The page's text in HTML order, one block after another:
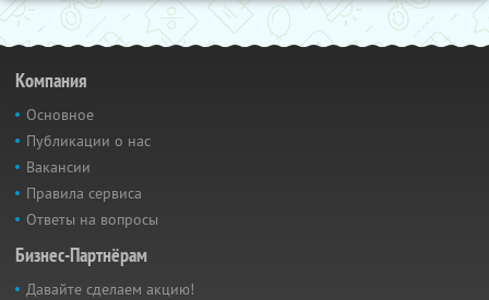
Компания
Основное
Публикации о нас
Вакансии
Правила сервиса
Ответы на вопросы
Бизнес-Партнёрам
Давайте сделаем акцию!